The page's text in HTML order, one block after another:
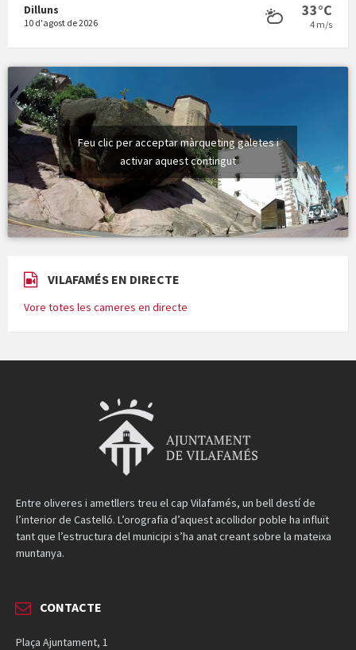
Dilluns
10 d'agost de 2026
33°C
4 m/s
Feu clic per acceptar màrqueting galetes i
activar aquest contingut
VILAFAMÉS EN DIRECTE
Vore totes les cameres en directe
Entre oliveres i ametllers treu el cap Vilafamés, un bell destí de
l’interior de Castelló. L’orografia d’aquest acollidor poble ha influït
tant que l’estructura del municipi s’ha anat creant sobre la mateixa
muntanya.
CONTACTE
Plaça Ajuntament, 1